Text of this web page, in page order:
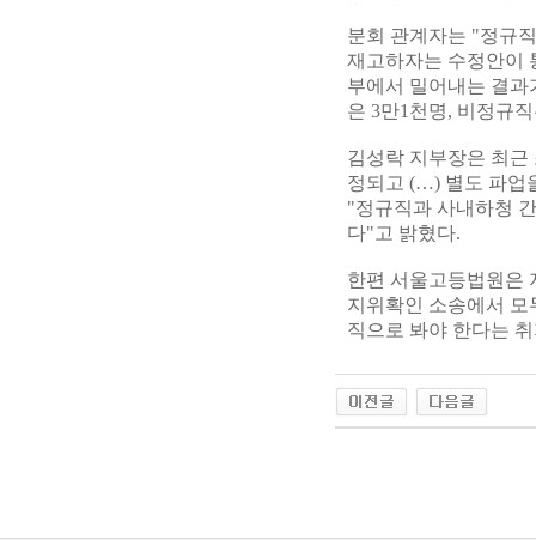
분회 관계자는 "정규
재고하자는 수정안이
부에서 밀어내는 결
은 3만1천명, 비정규
김성락 지부장은 최
정되고 (…) 별도 파업
"정규직과 사내하청
다"고 밝혔다.
한편 서울고등법원은
지위확인 소송에서
직으로 봐야 한다는